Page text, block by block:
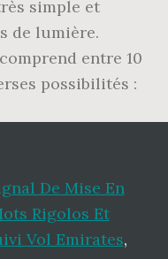
De Mise En
Rigolos Et
Vol Emirates,